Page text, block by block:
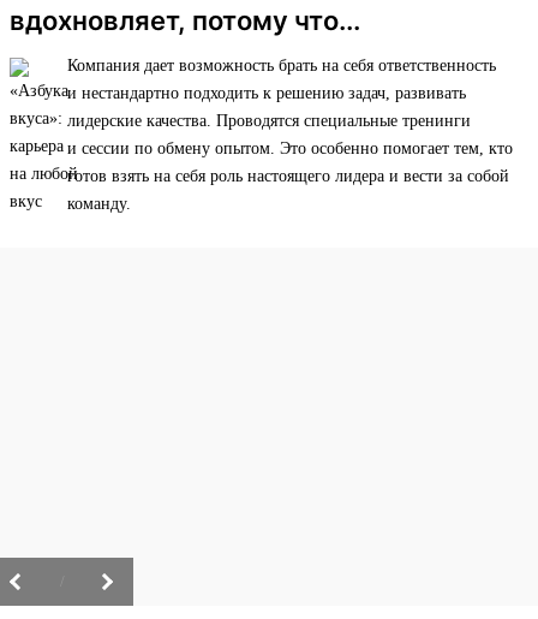
вдохновляет, потому что...
Компания дает возможность брать на себя ответственность
и нестандартно подходить к решению задач, развивать
лидерские качества. Проводятся специальные тренинги
и сессии по обмену опытом. Это особенно помогает тем, кто
готов взять на себя роль настоящего лидера и вести за собой
команду.